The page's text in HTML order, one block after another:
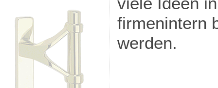
firmenintern
werden.